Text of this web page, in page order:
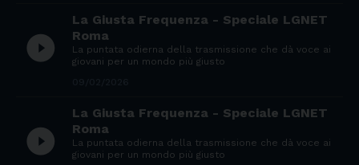
play_circle_filled
La Giusta Frequenza - Speciale LGNET
Roma
La puntata odierna della trasmissione che dà voce ai
giovani per un mondo più giusto
play_circle_filled
La Giusta Frequenza - Speciale LGNET
Roma
La puntata odierna della trasmissione che dà voce ai
giovani per un mondo più giusto